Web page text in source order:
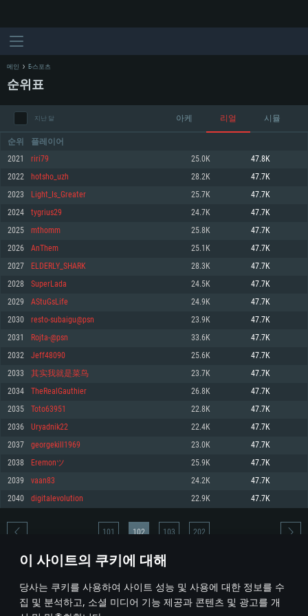
이 사이트의 쿠키에 대해
당사는 쿠키를 사용하여 사이트 성능 및 사용에 대한 정보를 수
집 및 분석하고, 소셜 미디어 기능 제공과 콘텐츠 및 광고를 개
시스템 요구사항
최소사양
운영체제: Windows 10 (64 bit)
프로세서: 2.2 GHz 듀얼코어 이상
메모리: 4GB
그래픽 카드: DirectX 11 이상을 지원하는 AMD Radeon 77XX / NVIDIA
GeForce GT 660. 최소 사양 해상도: 720p
네트워크: 브로드밴드 인터넷
여유 저장 공간: 22.1 GB (최소 클라이언트)
권장 사양
570 혹은 그 이상
여유 저장 공간: 62.2 GB (전체 클라이언트)
최소사양
운영체제: Mac OS Big Sur 11.0
프로세서: 최소 2.2 GHz의 Core i5 (Intel Xeon 은 지원하지 않습니다)
메모리: 6 GB
그래픽 카드: Metal 을 지원하는 Intel Iris Pro 5200 (Mac), 혹은 이와 비슷한 성
능을 가지는 Mac 버전의 AMD/Nvidia. 최소 해상도: 720p
네트워크: 브로드밴드 인터넷
여유 저장 공간: 22.1 GB (최소 클라이언트)
권장 사양
네트워크: 브로드밴드 인터넷
여유 저장 공간: 62.2 GB (전체 클라이언트)
최소사양
운영체제: 64bit Linux 중 최신 버전
프로세서: 2.4 GHz 듀얼코어
메모리: 4 GB
그래픽 카드: Vulkan 을 지원하고, 최신 그래픽 드라이버를 지원하는 NVIDIA
660 (6개월 미만) 혹은 그와 동급의 성능을 가지며 최신 그래픽 드라이버를 지
원하는 AMD (6개월 미만; 최소사양 지원 해상도 720p)
네트워크: 브로드밴드 인터넷
여유 저장 공간: 22.1 GB (최소 클라이언트)
권장 사양
운영체제: Ubuntu 20.04 64bit
프로세서: Intel Core i7
메모리: 16 GB
그래픽 카드: Vulkan 을 지원하고, 최신 그래픽 드라이버를 지원하는 NVIDIA
1060 (6개월 미만) 혹은 그와 동급의 성능을 가지며 최신 그래픽 드라이버를
지원하는 AMD RX 570 (6개월 미만; 최소사양 지원 해상도 720p) 이상
여유 저장 공간: 62.2 GB (전체 클라이언트)
메인 E-스포츠
순위표
지난 달 아케 리얼 시뮬
순위 플레이어
2021 riri79 25.0K 47.8K
2022 hotsho_uzh 28.2K 47.7K
2023 Light_Is_Greater 25.7K 47.7K
2024 tygrius29 24.7K 47.7K
2025 mthomm 25.8K 47.7K
2026 AnThem 25.1K 47.7K
2027 ELDERLY_SHARK 28.3K 47.7K
2028 SuperLada 24.5K 47.7K
2029 AStuGsLife 24.9K 47.7K
2030 resto-subaigu@psn 23.9K 47.7K
2031 Rojta-@psn 33.6K 47.7K
2032 Jeff48090 25.6K 47.7K
2033 其实我就是菜鸟 23.7K 47.7K
2034 TheRealGauthier 26.8K 47.7K
2035 Toto63951 22.8K 47.7K
2036 Uryadnik22 22.4K 47.7K
2037 georgekill1969 23.0K 47.7K
2038 Eremonツ 25.9K 47.7K
2039 vaan83 24.2K 47.7K
2040 digitalevolution 22.9K 47.7K
* 순위표는 매일 1회 갱신됩니다
101 102 103 202